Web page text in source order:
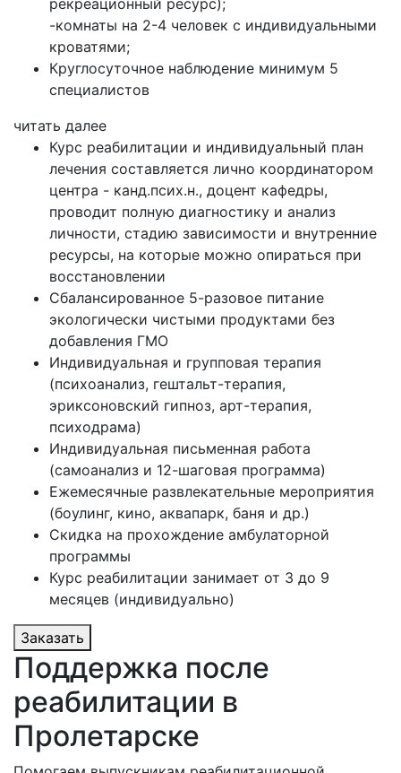
-комнаты на 2-4 человек с индивидуальными
кроватями;
Круглосуточное наблюдение минимум 5
специалистов
читать далее
Курс реабилитации и индивидуальный план
лечения составляется лично координатором
центра - канд.псих.н., доцент кафедры,
проводит полную диагностику и анализ
личности, стадию зависимости и внутренние
ресурсы, на которые можно опираться при
восстановлении
Сбалансированное 5-разовое питание
экологически чистыми продуктами без
добавления ГМО
Индивидуальная и групповая терапия
(психоанализ, гештальт-терапия,
эриксоновский гипноз, арт-терапия,
психодрама)
Индивидуальная письменная работа
(самоанализ и 12-шаговая программа)
Ежемесячные развлекательные мероприятия
(боулинг, кино, аквапарк, баня и др.)
Скидка на прохождение амбулаторной
программы
Курс реабилитации занимает от 3 до 9
месяцев (индивидуально)
Заказать
Поддержка после
реабилитации в
Пролетарске